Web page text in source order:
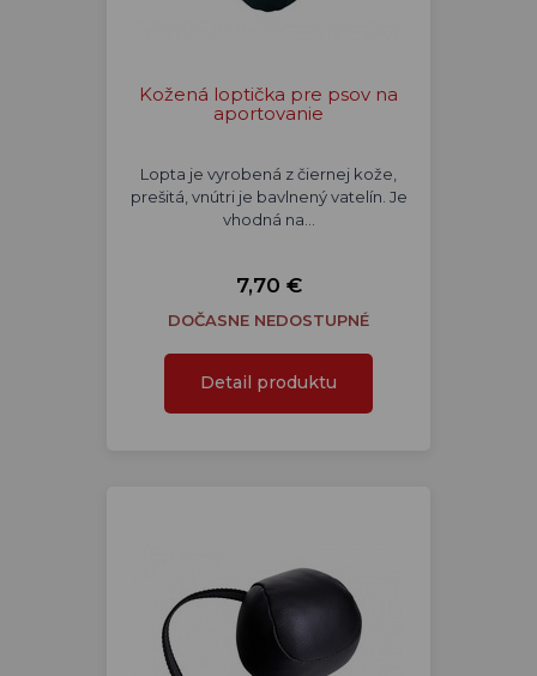
Kožená loptička pre psov na
aportovanie
Lopta je vyrobená z čiernej kože,
prešitá, vnútri je bavlnený vatelín. Je
vhodná na…
7,70 €
DOČASNE NEDOSTUPNÉ
Detail produktu